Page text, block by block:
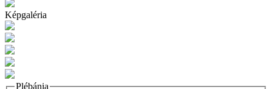
Képgaléria
Plébánia